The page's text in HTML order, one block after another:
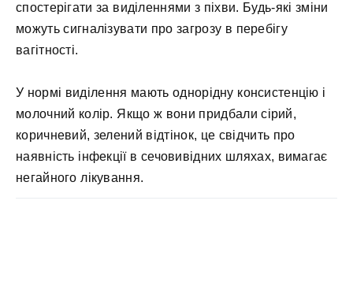
спостерігати за виділеннями з піхви. Будь-які зміни
можуть сигналізувати про загрозу в перебігу
вагітності.
У нормі виділення мають однорідну консистенцію і
молочний колір. Якщо ж вони придбали сірий,
коричневий, зелений відтінок, це свідчить про
наявність інфекції в сечовивідних шляхах, вимагає
негайного лікування.